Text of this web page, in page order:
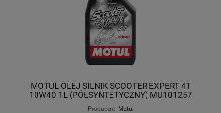
MOTUL OLEJ SILNIK SCOOTER EXPERT 4T
10W40 1L (PÓŁSYNTETYCZNY) MU101257
Producent: Motul